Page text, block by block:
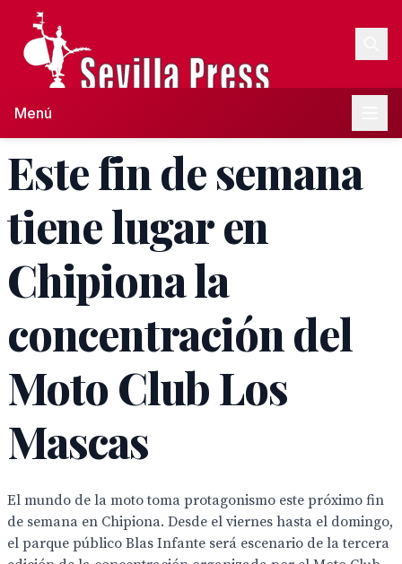
Menú
Este fin de semana
tiene lugar en
Chipiona la
concentración del
Moto Club Los
Mascas
El mundo de la moto toma protagonismo este próximo fin
de semana en Chipiona. Desde el viernes hasta el domingo,
el parque público Blas Infante será escenario de la tercera